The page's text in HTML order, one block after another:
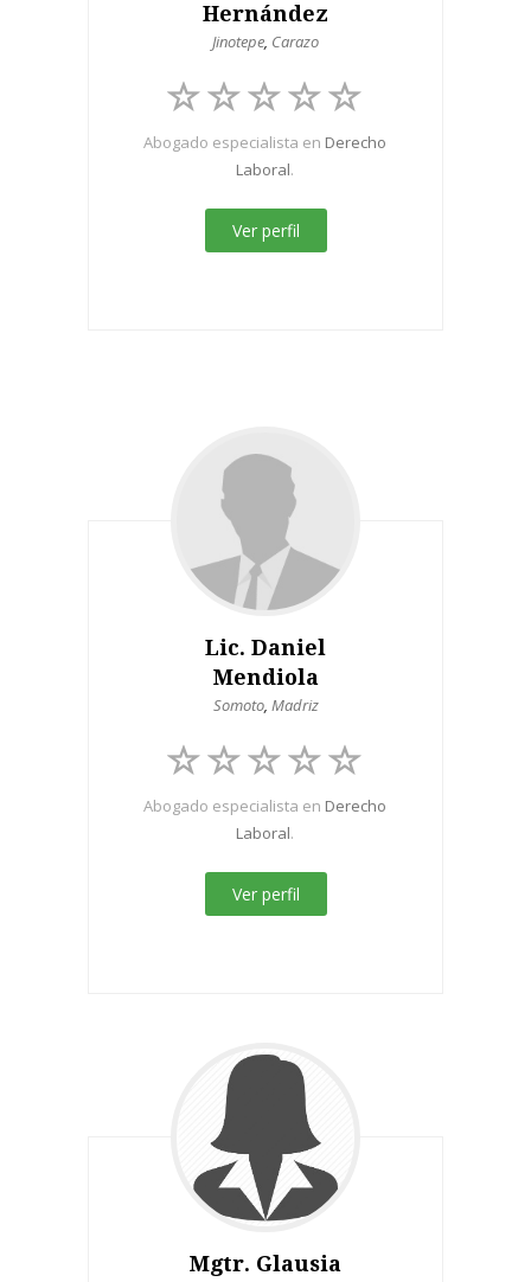
Hernández
Jinotepe, Carazo
Abogado especialista en Derecho
Laboral.
Ver perfil
Lic. Daniel
Mendiola
Somoto, Madriz
Abogado especialista en Derecho
Laboral.
Ver perfil
Mgtr. Glausia